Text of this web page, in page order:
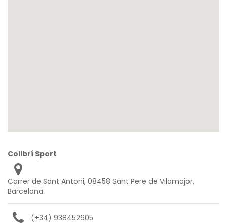
Colibrí Sport
Carrer de Sant Antoni, 08458 Sant Pere de Vilamajor,
Barcelona
(+34) 938452605